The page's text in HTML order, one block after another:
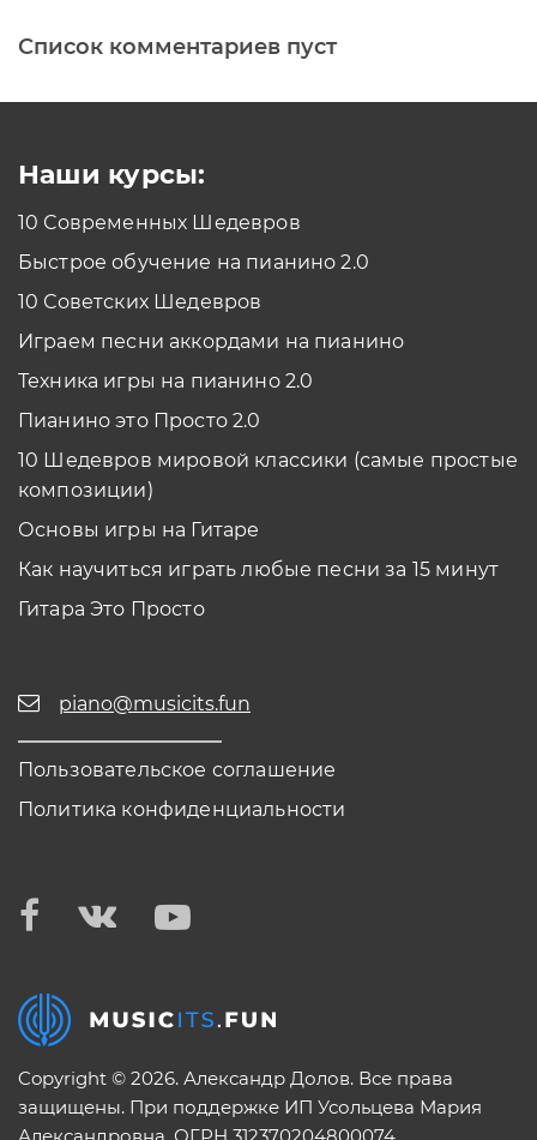
Печатная клавиатура
Как проходить задания в тренажерах с
помощью Планшета/телефона?
Список комментариев пуст
Наши курсы:
10 Современных Шедевров
Быстрое обучение на пианино 2.0
10 Советских Шедевров
Играем песни аккордами на пианино
Техника игры на пианино 2.0
Пианино это Просто 2.0
10 Шедевров мировой классики (самые простые
композиции)
Основы игры на Гитаре
Как научиться играть любые песни за 15 минут
Гитара Это Просто
piano@musicits.fun
Пользовательское соглашение
Политика конфиденциальности
Copyright © 2026. Александр Долов. Все права
защищены. При поддержке ИП Усольцева Мария